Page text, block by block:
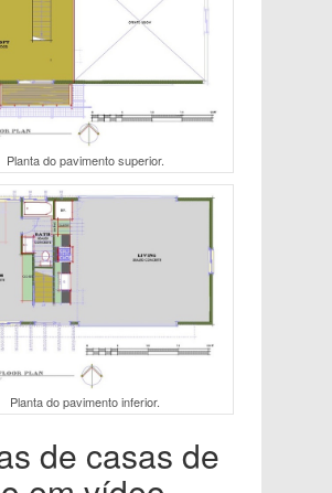
Planta do pavimento superior.
Planta do pavimento inferior.
de casas de